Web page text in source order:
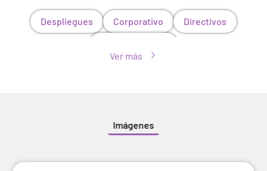
Despliegues Corporativo
Directivos
Ver más
Imágenes